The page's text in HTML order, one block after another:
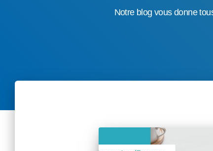
Notre blog vous donne